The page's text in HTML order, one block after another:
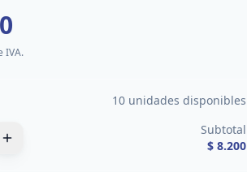
IVA.
10 unidades disponibles
Subtotal
$ 8.200